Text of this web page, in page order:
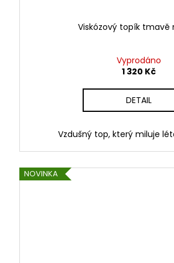
Viskózový topík tmavě
Vyprodáno
1 320 Kč
DETAIL
Vzdušný top, který miluje
NOVINKA